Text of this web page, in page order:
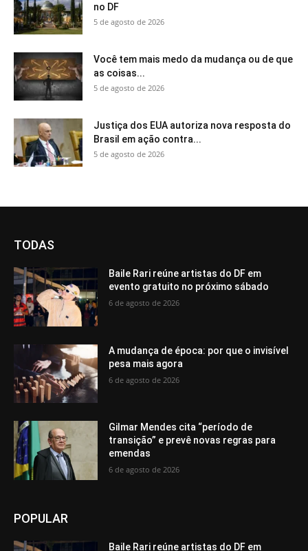
no DF
5 de agosto de 2026
Você tem mais medo da mudança ou de que
as coisas...
5 de agosto de 2026
Justiça dos EUA autoriza nova resposta do
Brasil em ação contra...
5 de agosto de 2026
TODAS
Baile Rari reúne artistas do DF em
evento gratuito no próximo sábado
6 de agosto de 2026
A mudança de época: por que o invisível
pesa mais agora
6 de agosto de 2026
Gilmar Mendes cita “período de
transição” e prevê novas regras para
emendas
6 de agosto de 2026
POPULAR
Baile Rari reúne artistas do DF em